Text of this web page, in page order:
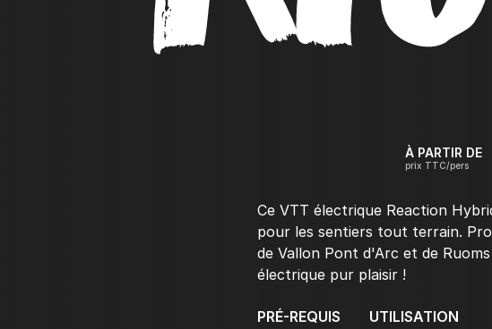
À PARTIR DE
prix TTC/pers
Ce VTT électrique Reaction
pour les sentiers tout terrain.
de Vallon Pont d'Arc et de
électrique pur plaisir !
PRÉ-REQUIS UTILISATION